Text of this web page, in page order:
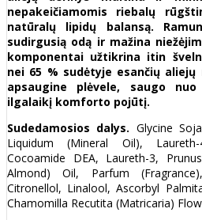
nepakeičiamomis riebalų
natūralų lipidų balansą.
sudirgusią odą ir mažina
komponentai užtikrina itin
nei 65 % sudėtyje esančių
apsaugine plėvele, saugo
ilgalaikį komforto pojūtį.
Sudedamosios dalys. Glycine
Liquidum (Mineral Oil),
Cocoamide DEA, Laureth-3,
Almond) Oil, Parfum
Citronellol, Linalool, Ascorbyl
Chamomilla Recutita (Matricaria)